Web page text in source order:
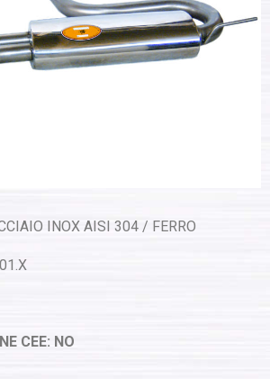
INOX AISI 304 / FERRO
CEE: NO